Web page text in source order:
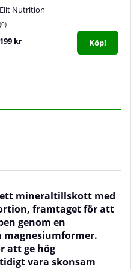
Elit Nutrition
0
199 kr Köp!
mineraltillskott med
framtaget för att
genom en
att ge hög
vara skonsam